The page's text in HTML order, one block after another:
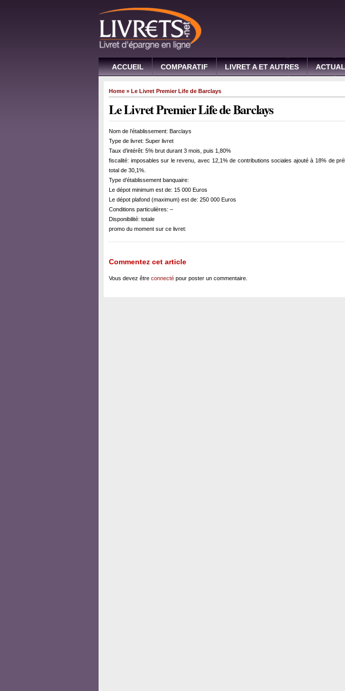
ACCUEIL COMPARATIF LIVRET A ET AUTRES
Home » Le Livret Premier Life de Barclays
Le Livret Premier Life de Barclays
Nom de l’établissement: Barclays
Type de livret: Super livret
Taux d’intérêt: 5% brut durant 3 mois, puis 1,80%
fiscalité: imposables sur le revenu, avec 12,1% de contributions sociales ajouté à 18% de
total de 30,1%.
Type d’établissement banquaire:
Le dépot minimum est de: 15 000 Euros
Le dépot plafond (maximum) est de: 250 000 Euros
Conditions particulières: –
Disponibilité: totale
promo du moment sur ce livret:
Commentez cet article
Vous devez être connecté pour poster un commentaire.